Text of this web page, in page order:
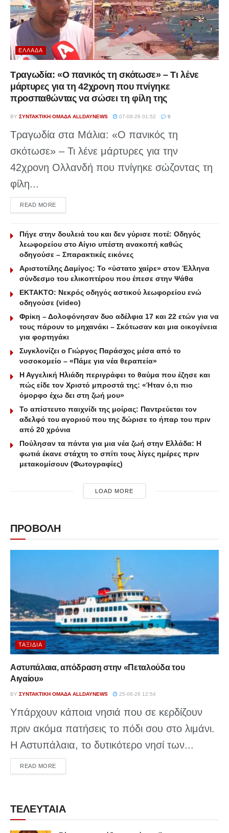
ΕΛΛΆΔΑ
Τραγωδία: «Ο πανικός τη σκότωσε» – Τι λένε
μάρτυρες για τη 42χρονη που πνίγηκε
προσπαθώντας να σώσει τη φίλη της
BY ΣΥΝΤΑΚΤΙΚΉ ΟΜΆΔΑ ALLDAYNEWS 07-08-26 01:52 0
Τραγωδία στα Μάλια: «Ο πανικός τη
σκότωσε» – Τι λένε μάρτυρες για την
42χρονη Ολλανδή που πνίγηκε σώζοντας τη
φίλη...
READ MOREDETAILS
Πήγε στην δουλειά του και δεν γύρισε ποτέ: Οδηγός
λεωφορείου στο Αίγιο υπέστη ανακοπή καθώς
οδηγούσε – Σπαρακτικές εικόνες
Αριστοτέλης Δαμίγος: Το «ύστατο χαίρε» στον Έλληνα
σύνδεσμο του ελικοπτέρου που έπεσε στην Ψάθα
ΕΚΤΑΚΤΟ: Νεκρός οδηγός αστικού λεωφορείου ενώ
οδηγούσε (video)
Φpiκη – Δολοφόνησαν δυο αδέλφια 17 και 22 ετών για να
τους πάρουν το μηχανάκι – Σκότωσαν και μια οικογένεια
για φορτηγάκι
Συγκλονίζει ο Γιώργος Παράσχος μέσα από το
νοσοκομείο – «Πάμε για νέα θεραπεία»
Η Αγγελική Ηλιάδη περιγράφει το θαύμα που έζησε και
πώς είδε τον Χριστό μπροστά της: «Ήταν ό,τι πιο
όμορφο έχω δει στη ζωή μου»
Το απίστευτο παιχνίδι της μοίρας: Παντρεύεται τον
αδελφό του αγοριού που της δώρισε το ήπαρ του πριν
από 20 χρόνια
Πούλησαν τα πάντα για μια νέα ζωή στην Ελλάδα: Η
φωτιά έκανε στάχτη το σπίτι τους λίγες ημέρες πριν
μετακομίσουν (Φωτογραφίες)
LOAD MORE
ΠΡΟΒΟΛΗ
ΤΑΞΊΔΙΑ
Αστυπάλαια, απόδραση στην «Πεταλούδα του
Αιγαίου»
BY ΣΥΝΤΑΚΤΙΚΉ ΟΜΆΔΑ ALLDAYNEWS 25-06-26 12:54
Υπάρχουν κάποια νησιά που σε κερδίζουν
πριν ακόμα πατήσεις το πόδι σου στο λιμάνι.
Η Αστυπάλαια, το δυτικότερο νησί των...
READ MOREDETAILS
ΤΕΛΕΥΤΑΙΑ